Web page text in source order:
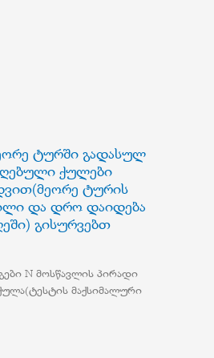
ტურში გადასულ
ქულები
ტურის
და დრო დაიდება
გისურვებთ
N მოსწავლის პირადი
მაქსიმალური